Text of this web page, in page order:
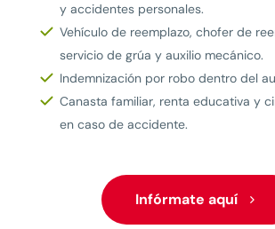
y accidentes personales.
Vehículo de reemplazo, chofer de
servicio de grúa y auxilio mecánico.
Indemnización por robo dentro del
Canasta familiar, renta educativa y
en caso de accidente.
Infórmate aquí